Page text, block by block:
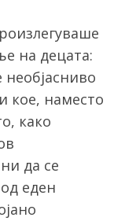
на децата:
кое, наместо
како
да се
еден